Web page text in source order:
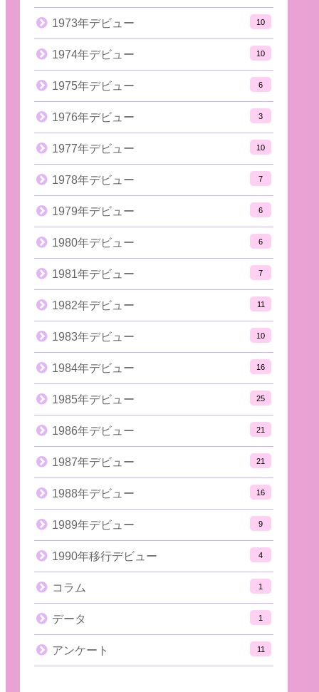
1973年デビュー 10
1974年デビュー 10
1975年デビュー 6
1976年デビュー 3
1977年デビュー 10
1978年デビュー 7
1979年デビュー 6
1980年デビュー 6
1981年デビュー 7
1982年デビュー 11
1983年デビュー 10
1984年デビュー 16
1985年デビュー 25
1986年デビュー 21
1987年デビュー 21
1988年デビュー 16
1989年デビュー 9
1990年移行デビュー 4
コラム 1
データ 1
アンケート 11